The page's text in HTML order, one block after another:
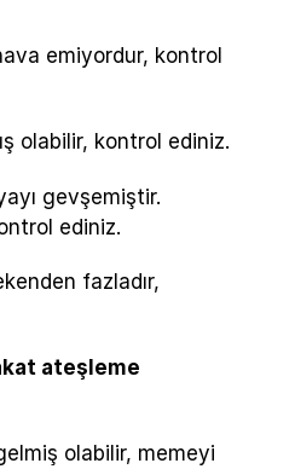
emiyordur, kontrol
olabilir, kontrol ediniz.
gevşemiştir.
ediniz.
fazladır,
ateşleme
olabilir, memeyi